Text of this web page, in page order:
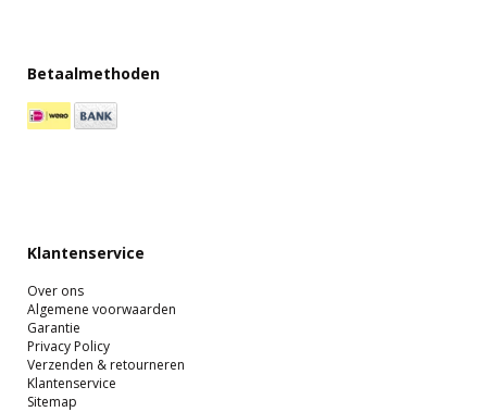
Betaalmethoden
Klantenservice
Over ons
Algemene voorwaarden
Garantie
Privacy Policy
Verzenden & retourneren
Klantenservice
Sitemap